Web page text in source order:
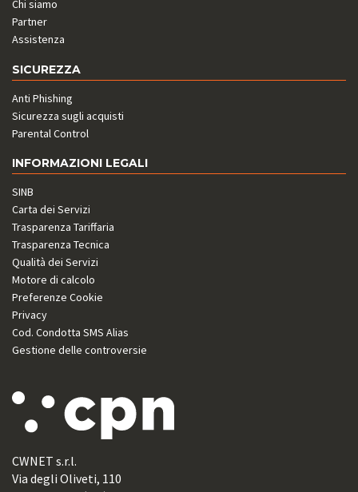
Chi siamo
Partner
Assistenza
SICUREZZA
Anti Phishing
Sicurezza sugli acquisti
Parental Control
INFORMAZIONI LEGALI
SINB
Carta dei Servizi
Trasparenza Tariffaria
Trasparenza Tecnica
Qualità dei Servizi
Motore di calcolo
Preferenze Cookie
Privacy
Cod. Condotta SMS Alias
Gestione delle controversie
CWNET s.r.l.
Via degli Oliveti, 110